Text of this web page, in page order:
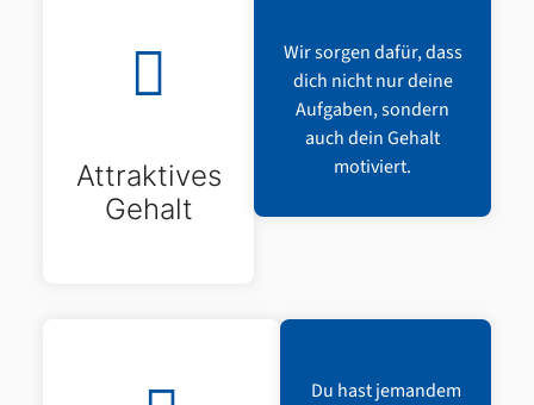
Attraktives
Gehalt
Wir sorgen dafür, dass
dich nicht nur deine
Aufgaben, sondern
auch dein Gehalt
motiviert.
Du hast jemandem